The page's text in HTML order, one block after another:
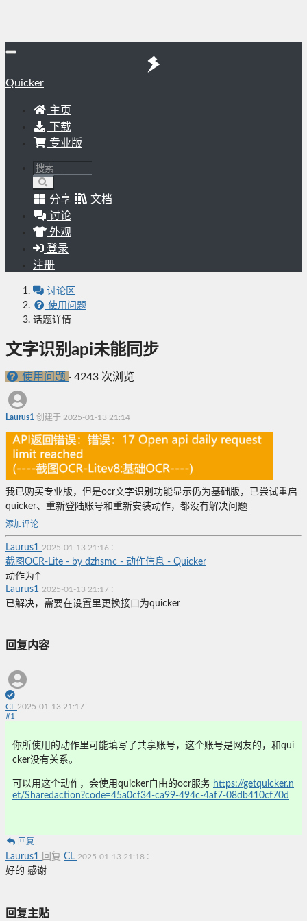
Quicker
主页
下载
专业版
分享
文档
讨论
外观
登录
注册
讨论区
使用问题
话题详情
文字识别api未能同步
使用问题 · 4243 次浏览
Laurus1 创建于 2025-01-13 21:14
我已购买专业版，但是ocr文字识别功能显示仍为基础版，已尝试重启
quicker、重新登陆账号和重新安装动作，都没有解决问题
添加评论
Laurus1 2025-01-13 21:16 :
截图OCR-Lite - by dzhsmc - 动作信息 - Quicker
动作为↑
Laurus1
2025-01-13 21:17 :
已解决，需要在设置里更换接口为quicker
回复内容
CL 2025-01-13 21:17
#1
你所使用的动作里可能填写了共享账号，这个账号是网友的，和qui
cker没有关系。
可以用这个动作，会使用quicker自由的ocr服务 https://getquicker.n
et/Sharedaction?code=45a0cf34-ca99-494c-4af7-08db410cf70d
回复
Laurus1 回复 CL 2025-01-13 21:18 :
好的 感谢
回复主贴